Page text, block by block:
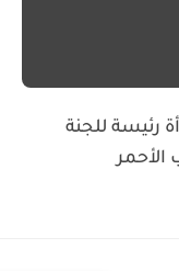
رئيسة للجنة
الأحمر